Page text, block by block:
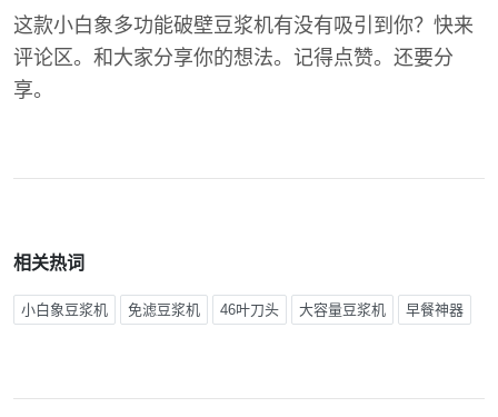
这款小白象多功能破壁豆浆机有没有吸引到你？快来
评论区。和大家分享你的想法。记得点赞。还要分
享。
相关热词
小白象豆浆机 免滤豆浆机 46叶刀头 大容量豆浆机 早餐神器